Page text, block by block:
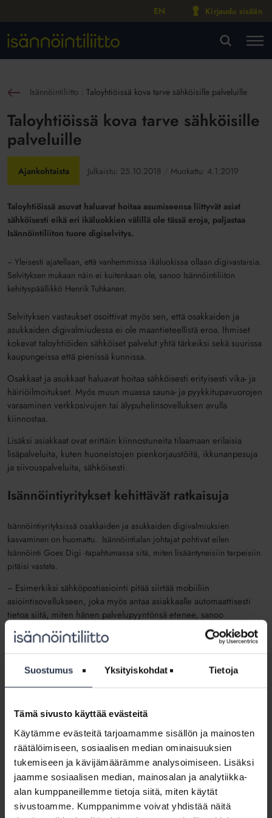
Suostumus Yksityiskohdat Tietoja
Tämä sivusto käyttää evästeitä
Käytämme evästeitä tarjoamamme sisällön ja mainosten
räätälöimiseen, sosiaalisen median ominaisuuksien
tukemiseen ja kävijämäärämme analysoimiseen. Lisäksi
jaamme sosiaalisen median, mainosalan ja analytiikka-
alan kumppaneillemme tietoja siitä, miten käytät
sivustoamme. Kumppanimme voivat yhdistää näitä
EN Kirjaudu sisään
Isännöintiliitto :Taloyhtiöissä kova tarve sähköisille palveluille
Taloyhtiöissä kova tarve sähköisille
palveluille
Ajankohtaista Julkaistu: 25.10.2018 Muokattu: 4.1.2019
Taloyhtiöissä asuvat haluavat hoitaa asumiseensa liittyvät asiat
sähköisesti eikä eri ikäluokkien välillä ole tässä eroja, paljastaa
Isännöintiliiton tuore digiselvitys.
− Yleisesti ajatellaan, että vanhemmissa ikäluokissa ollaan digivastaisia.
Selvityksen mukaan näin ei kuitenkaan ole, sanoo Isännöintiliiton
kehityspäällikkö Henrik Tuhkanen.
Selvityksen vastaukset osoittivat myös sen, että osakkaiden ja
asukkaiden digivalmiudessa ei ole maantieteellistä eroa. Ihmiset
kokevat taloyhtiöiden sähköiset palvelut yhtä tärkeiksi sekä suurissa
kaupungeissa että pienissä kunnissa.
Osakkaat ja asukkaat haluavat hoitaa sähköisesti erityisesti vika- ja
häiriöilmoitukset. Myös muun muassa sauna- ja pyykkitupavuorojen
varaaminen verkkosivujen tai älypuhelinsovelluksen avulla
kiinnostaa.
Lisäksi asiakkaat ovat erittäin kiinnostuneita tilaamaan erilaisia
lisäpalveluita, kuten huoneistojen pienkorjaustöitä, ikkunanpesuja
ja siivouspalveluita, sähköisesti.
Isännöintiyritykset kehittävät ratkaisuja
Isännöintiyrityksissä osakkaiden ja asukkaiden digivalmiuksien
kasvaminen on huomattu. Isännöintialan johtajat pohtivat eilen
Isännöinti Goes Digi -tapahtumassa sitä, miten lisääntyneisiin tarpeisiin
pitäisi vastata.
− Esimerkiksi sähköpostiasiointi pitää siirtää mobiiliin
asiointisovellukseen, joka myös antaa asiakkaalle automaattisesti
tietoa siitä, miten hänen palvelupyyntönsä etenee, sanoo
isännöitsijä Oskari Träskelin 10+ Isännöinti Oy:stä.
asiakaskokemusta.
− Suurin osa (67%) asiakkaista haluaa vastaanottaa kaiken
asiakasviestinnän ratkaisuihin, kuten parempiin taloyhtiösivuihin ja
tiedon liikkumisen isännöinnin ja asiakkaiden välillä molempiin
suuntiin, Tuhkanen sanoo.
Isännöintialan digiselvitykseen 2018vastasi 618 osakasta ja
asukasta sekä 274 isännöitsijää.